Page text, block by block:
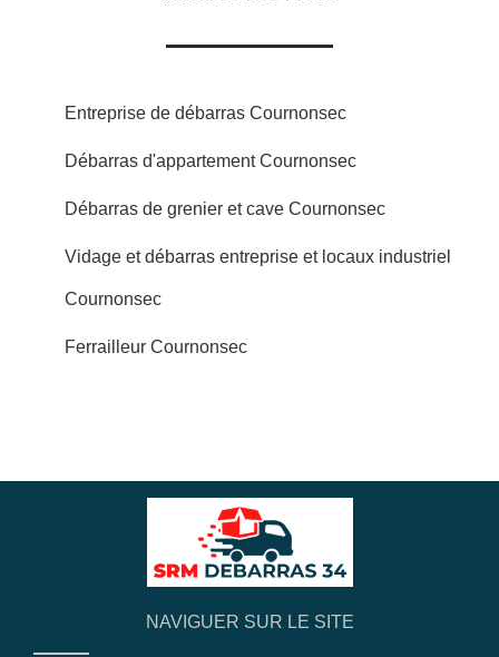
Entreprise de débarras Cournonsec
Débarras d'appartement Cournonsec
Débarras de grenier et cave Cournonsec
Vidage et débarras entreprise et locaux industriel
Cournonsec
Ferrailleur Cournonsec
NAVIGUER SUR LE SITE